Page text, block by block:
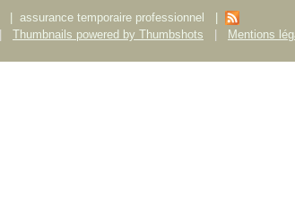
assurance temporaire professionnel
Thumbnails powered by Thumbshots Mentions